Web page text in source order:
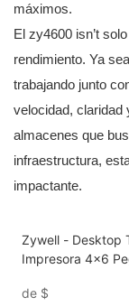
máximos.
El zy4600 isn’t
rendimiento. Ya
trabajando junto
velocidad, claridad
almacenes que
infraestructura,
impactante.
Zywell - Desktop
Impresora 4x6
de $